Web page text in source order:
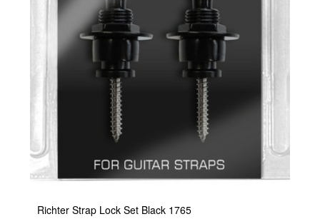
Richter Strap Lock Set Black 1765